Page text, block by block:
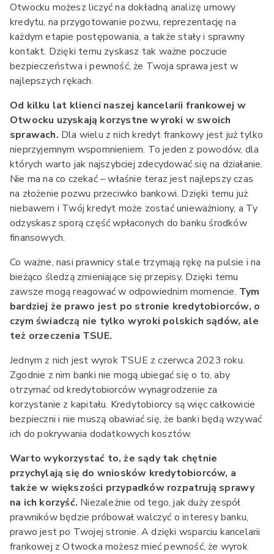
Otwocku możesz liczyć na dokładną analizę umowy
kredytu, na przygotowanie pozwu, reprezentację na
każdym etapie postępowania, a także stały i sprawny
kontakt. Dzięki temu zyskasz tak ważne poczucie
bezpieczeństwa i pewność, że Twoja sprawa jest w
najlepszych rękach.
Od kilku lat klienci naszej kancelarii frankowej w
Otwocku uzyskają korzystne wyroki w swoich
sprawach. Dla wielu z nich kredyt frankowy jest już tylko
nieprzyjemnym wspomnieniem. To jeden z powodów, dla
których warto jak najszybciej zdecydować się na działanie.
Nie ma na co czekać – właśnie teraz jest najlepszy czas
na złożenie pozwu przeciwko bankowi. Dzięki temu już
niebawem i Twój kredyt może zostać unieważniony, a Ty
odzyskasz sporą część wpłaconych do banku środków
finansowych.
Co ważne, nasi prawnicy stale trzymają rękę na pulsie i na
bieżąco śledzą zmieniające się przepisy. Dzięki temu
zawsze mogą reagować w odpowiednim momencie. Tym
bardziej że prawo jest po stronie kredytobiorców, o
czym świadczą nie tylko wyroki polskich sądów, ale
też orzeczenia TSUE.
Jednym z nich jest wyrok TSUE z czerwca 2023 roku.
Zgodnie z nim banki nie mogą ubiegać się o to, aby
otrzymać od kredytobiorców wynagrodzenie za
korzystanie z kapitału. Kredytobiorcy są więc całkowicie
bezpieczni i nie muszą obawiać się, że banki będą wzywać
ich do pokrywania dodatkowych kosztów.
Warto wykorzystać to, że sądy tak chętnie
przychylają się do wniosków kredytobiorców, a
także w większości przypadków rozpatrują sprawy
na ich korzyść. Niezależnie od tego, jak duży zespół
prawników będzie próbował walczyć o interesy banku,
prawo jest po Twojej stronie. A dzięki wsparciu kancelarii
frankowej z Otwocka możesz mieć pewność, że wyrok